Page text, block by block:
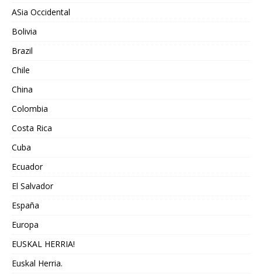
ASia Occidental
Bolivia
Brazil
Chile
China
Colombia
Costa Rica
Cuba
Ecuador
El Salvador
España
Europa
EUSKAL HERRIA!
Euskal Herria.